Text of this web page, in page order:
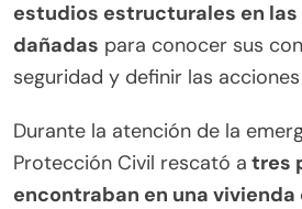
estudios estructurales en
dañadas para conocer sus
seguridad y definir las
Durante la atención de la
Protección Civil rescató a tres
encontraban en una